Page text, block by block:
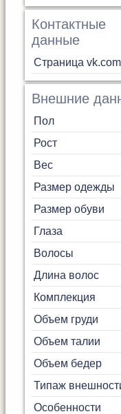
Контактные
данные
Страница vk.com
Внешние
Пол
Рост
Вес
Размер одежды
Размер обуви
Глаза
Волосы
Длина волос
Комплекция
Объем груди
Объем талии
Объем бедер
Типаж
Особенности